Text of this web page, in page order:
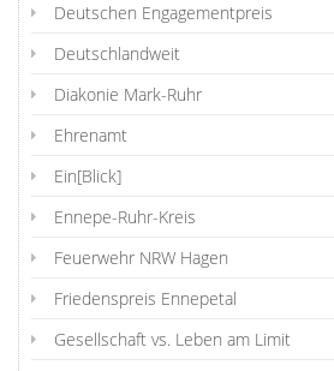
Deutschen Engagementpreis
Deutschlandweit
Diakonie Mark-Ruhr
Ehrenamt
Ein[Blick]
Ennepe-Ruhr-Kreis
Feuerwehr NRW Hagen
Friedenspreis Ennepetal
Gesellschaft vs. Leben am Limit